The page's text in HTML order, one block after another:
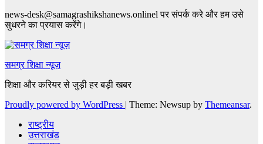
news-desk@samagrashikshanews.onlinel पर संपर्क करे और हम उसे
सुधरने का प्रयास करेंगे।
समग्र शिक्षा न्यूज़
शिक्षा और करियर से जुड़ी हर बड़ी खबर
Proudly powered by WordPress | Theme: Newsup by Themeansar.
राष्ट्रीय
उत्तराखंड